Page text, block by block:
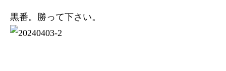
黒番。勝って下さい。